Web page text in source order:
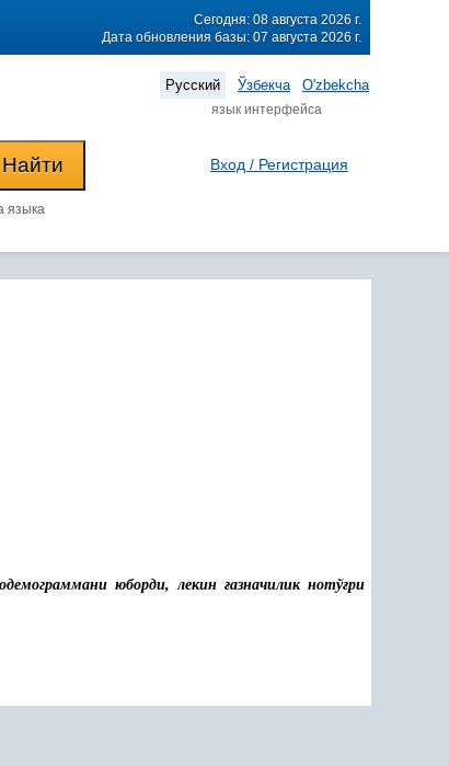
Сегодня: 08 августа 2026 г.
Дата обновления базы: 07 августа 2026 г.
Русский Ўзбекча O'zbekcha
язык интерфейса
языка
Вход / Регистрация
юборди, лекинғазначилик нотўғри